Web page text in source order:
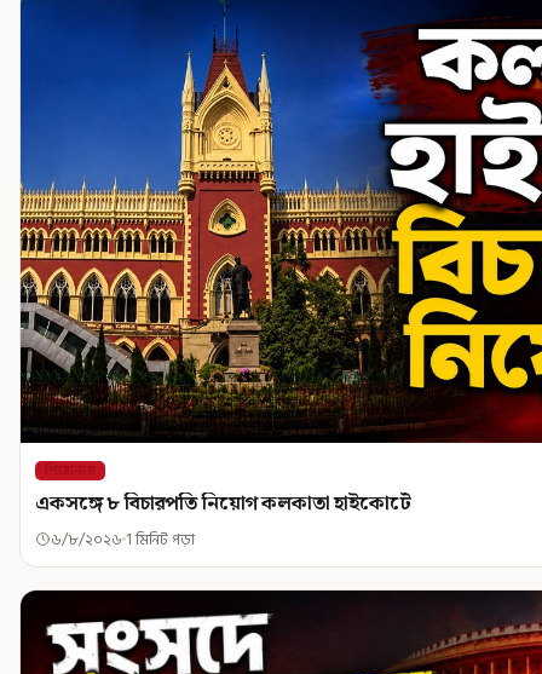
শিরোনাম
একসঙ্গে ৮ বিচারপতি নিয়োগ কলকাতা হাইকোর্টে
৬/৮/২০২৬ 1 মিনিট পড়া